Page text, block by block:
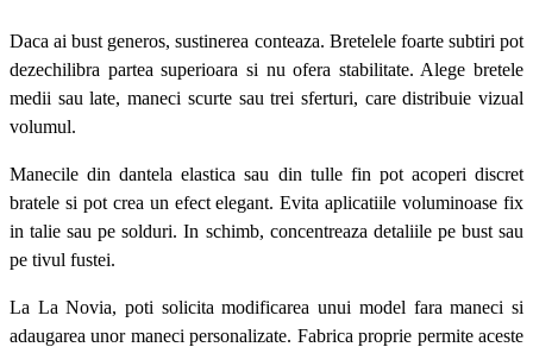
Daca ai bust generos, sustinerea conteaza. Bretelele foarte subtiri pot
dezechilibra partea superioara si nu ofera stabilitate. Alege bretele
medii sau late, maneci scurte sau trei sferturi, care distribuie vizual
volumul.
Manecile din dantela elastica sau din tulle fin pot acoperi discret
bratele si pot crea un efect elegant. Evita aplicatiile voluminoase fix
in talie sau pe solduri. In schimb, concentreaza detaliile pe bust sau
pe tivul fustei.
La La Novia, poti solicita modificarea unui model fara maneci si
adaugarea unor maneci personalizate. Fabrica proprie permite aceste